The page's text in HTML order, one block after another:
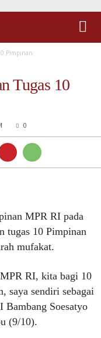
Pimpinan
Tugas 10
0
MPR RI pada
tugas 10 Pimpinan
mufakat.
RI, kita bagi 10
saya sendiri sebagai
Soesatyo
(9/10).